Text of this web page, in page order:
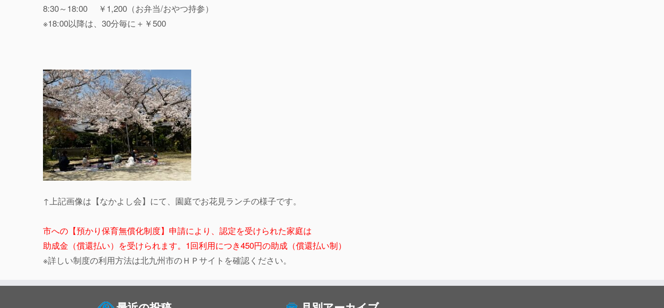
8:30～18:00 ￥1,200（お弁当/おやつ持参）
※18:00以降は、30分毎に＋￥500
↑上記画像は【なかよし会】にて、園庭でお花見ランチの様子です。
市への【預かり保育無償化制度】申請により、認定を受けられた家庭は
助成金（償還払い）を受けられます。1回利用につき450円の助成（償還払い制）
※詳しい制度の利用方法は北九州市のＨＰサイトを確認ください。